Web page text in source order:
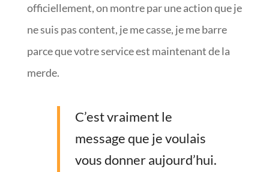
officiellement, on montre par une action que je
ne suis pas content, je me casse, je me barre
parce que votre service est maintenant de la
merde.
C’est vraiment le
message que je voulais
vous donner aujourd’hui.